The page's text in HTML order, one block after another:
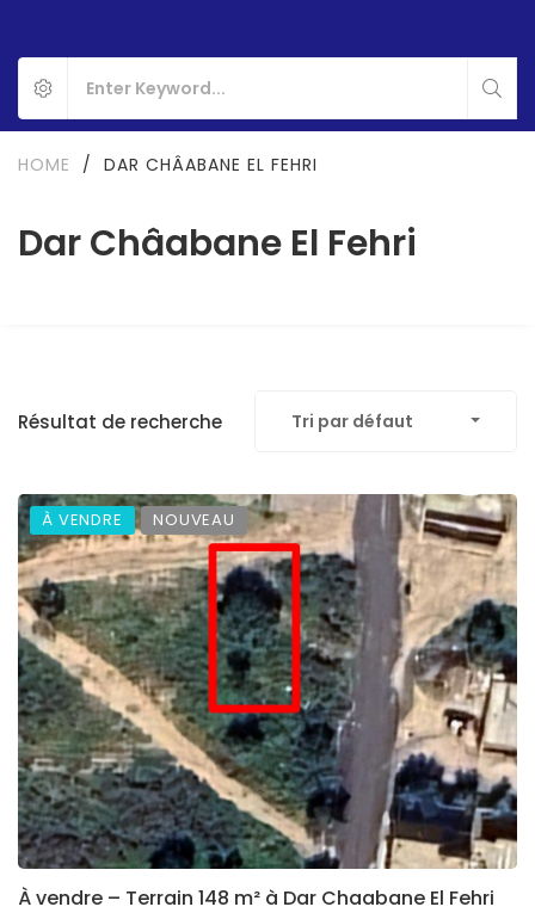
Dar Châabane El Fehri
HOME / DAR CHÂABANE EL FEHRI
Résultat de recherche Tri par défaut
À VENDRE NOUVEAU
À vendre – Terrain 148 m² à Dar Chaabane El Fehri